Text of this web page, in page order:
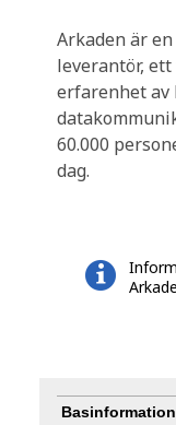
Arkaden är
leverantör,
erfarenhet av
60.000
dag.
Basinformation